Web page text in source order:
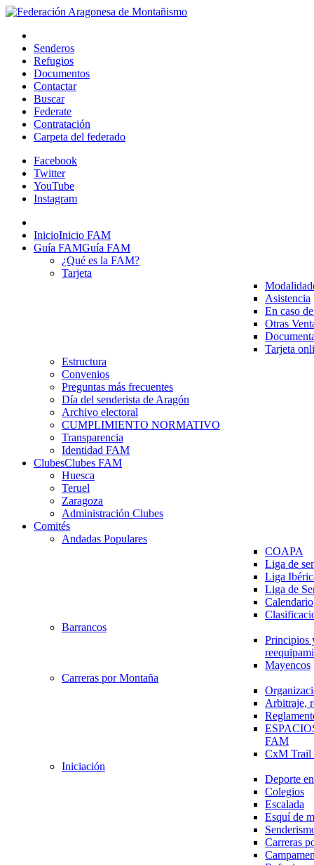
Senderos
Refugios
Documentos
Contactar
Buscar
Federate
Contratación
Carpeta del federado
Facebook
Twitter
YouTube
Instagram
InicioInicio FAM
Guía FAMGuía FAM
¿Qué es la FAM?
Tarjeta
Asistencia
En caso
Otras
Tarjeta
Estructura
Convenios
Preguntas más frecuentes
Día del senderista de Aragón
Archivo electoral
CUMPLIMIENTO NORMATIVO
Transparencia
Identidad FAM
ClubesClubes FAM
Huesca
Teruel
Zaragoza
Administración Clubes
Comités
Andadas Populares
COAPA
Liga de
Liga
Liga de
Calendario
Barrancos
Principios
Mayencos
Carreras por Montaña
Arbitraje,
FAM
CxM
Iniciación
Deporte
Colegios
Escalada
Esquí de
Carreras